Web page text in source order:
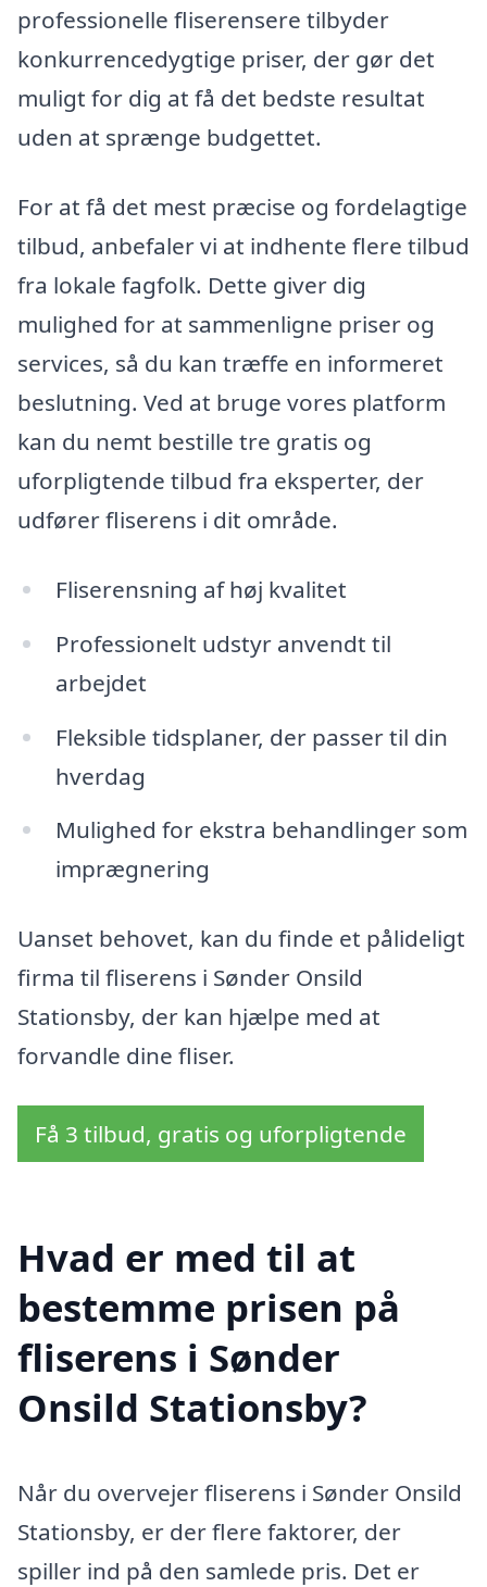
professionelle fliserensere tilbyder
konkurrencedygtige priser, der gør det
muligt for dig at få det bedste resultat
uden at sprænge budgettet.
For at få det mest præcise og fordelagtige
tilbud, anbefaler vi at indhente flere tilbud
fra lokale fagfolk. Dette giver dig
mulighed for at sammenligne priser og
services, så du kan træffe en informeret
beslutning. Ved at bruge vores platform
kan du nemt bestille tre gratis og
uforpligtende tilbud fra eksperter, der
udfører fliserens i dit område.
Fliserensning af høj kvalitet
Professionelt udstyr anvendt til
arbejdet
Fleksible tidsplaner, der passer til din
hverdag
Mulighed for ekstra behandlinger som
imprægnering
Uanset behovet, kan du finde et pålideligt
firma til fliserens i Sønder Onsild
Stationsby, der kan hjælpe med at
forvandle dine fliser.
Få 3 tilbud, gratis og uforpligtende
Hvad er med til at
bestemme prisen på
fliserens i Sønder
Onsild Stationsby?
Når du overvejer fliserens i Sønder Onsild
Stationsby, er der flere faktorer, der
spiller ind på den samlede pris. Det er